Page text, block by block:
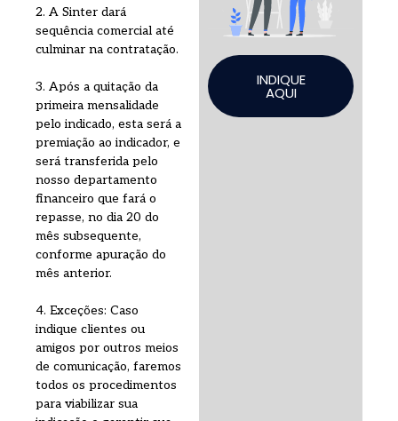
2. A Sinter dará
sequência comercial até
culminar na contratação.
3. Após a quitação da
primeira mensalidade
pelo indicado, esta será a
premiação ao indicador, e
será transferida pelo
nosso departamento
financeiro que fará o
repasse, no dia 20 do
mês subsequente,
conforme apuração do
mês anterior.
4. Exceções: Caso
indique clientes ou
amigos por outros meios
de comunicação, faremos
todos os procedimentos
para viabilizar sua
INDIQUE
AQUI